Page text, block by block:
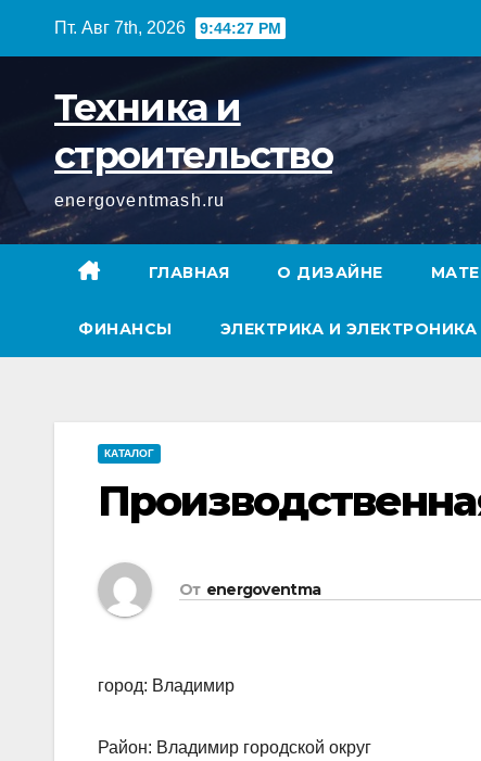
Пт. Авг 7th, 2026 9:44:28 PM
Техника и
строительство
energoventmash.ru
ГЛАВНАЯ О ДИЗАЙНЕ
ФИНАНСЫ ЭЛЕКТРИКА И ЭЛЕКТРОНИКА
КАТАЛОГ
От energoventma
город: Владимир
Район: Владимир городской округ